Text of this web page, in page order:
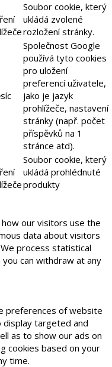
Soubor cookie, který
ukládá zvolené
rozložení stránky.
Společnost Google
používá tyto cookies
pro uložení
preferencí uživatele,
jako je jazyk
prohlížeče, nastavení
stránky (např. počet
příspěvků na 1
stránce atd).
Soubor cookie, který
ukládá prohlédnuté
produkty
our visitors use the
data about visitors
process statistical
can withdraw at any
preferences of website
display targeted and
as to show our ads on
cookies based on your
time.